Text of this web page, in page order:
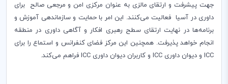
جهت پیشرفت و ارتقای مالزی به عنوان مرکزی امن و مرجعی صالح برای
داوری در آسیا فعالیت می‌کنند. این امر با حمایت و سازماندهی آموزش و
برنامه‌ها در نهایت ارتقای سطح رهبری افکار و آگاهی داوری در منطقه
انجام خواهد پذیرفت­. همچنین ­ا­­­­ین مرکز فضای کنفرانس و استماع را برای
ICC و ­دیوان داوری ICC و کاربران دیوان داوری ICC فراهم می‌کند.